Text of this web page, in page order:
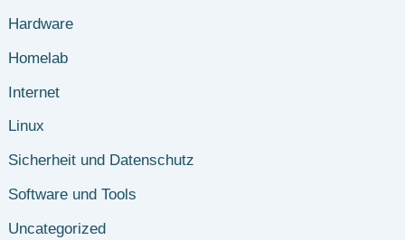
Hardware
Homelab
Internet
Linux
Sicherheit und Datenschutz
Software und Tools
Uncategorized